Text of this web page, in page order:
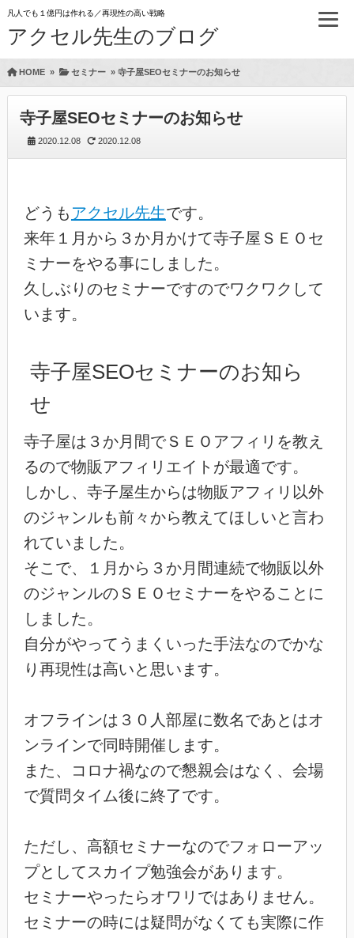
凡人でも１億円は作れる／再現性の高い戦略
アクセル先生のブログ
HOME» セミナー» 寺子屋SEOセミナーのお知らせ
寺子屋SEOセミナーのお知らせ
2020.12.08 2020.12.08
どうも アクセル先生です。
来年１月から３か月かけて寺子屋ＳＥＯセ
ミナーをやる事にしました。
久しぶりのセミナーですのでワクワクして
います。
寺子屋SEOセミナーのお知ら
せ
寺子屋は３か月間でＳＥＯアフィリを教え
るので物販アフィリエイトが最適です。
しかし、寺子屋生からは物販アフィリ以外
のジャンルも前々から教えてほしいと言わ
れていました。
そこで、１月から３か月間連続で物販以外
のジャンルのＳＥＯセミナーをやることに
しました。
自分がやってうまくいった手法なのでかな
り再現性は高いと思います。
オフラインは３０人部屋に数名であとはオ
ンラインで同時開催します。
また、コロナ禍なので懇親会はなく、会場
で質問タイム後に終了です。
ただし、高額セミナーなのでフォローアッ
プとしてスカイプ勉強会があります。
セミナーやったらオワリではありません。
セミナーの時には疑問がなくても実際に作